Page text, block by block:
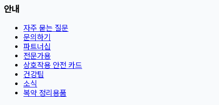
안내
자주 묻는 질문
문의하기
파트너십
전문가용
상호작용 안전 카드
건강팁
소식
복약 정리용품